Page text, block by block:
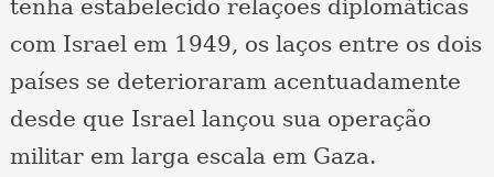
tenha estabelecido relações diplomáticas
com Israel em 1949, os laços entre os dois
países se deterioraram acentuadamente
desde que Israel lançou sua operação
militar em larga escala em Gaza.